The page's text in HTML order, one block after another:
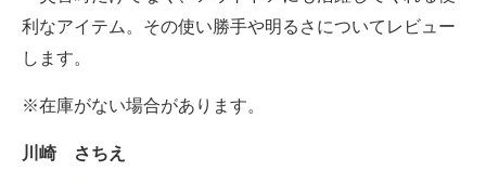
企業ITのトレンドを詳説
経営リーダーのコミュニティ
マーケ×ITの今がよく分かる
ITエンジニア向け専門サイト
利なアイテム。その使い勝手や明るさについてレビュー
します。
※在庫がない場合があります。
川崎 さちえ